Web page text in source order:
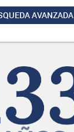
AVANZADA